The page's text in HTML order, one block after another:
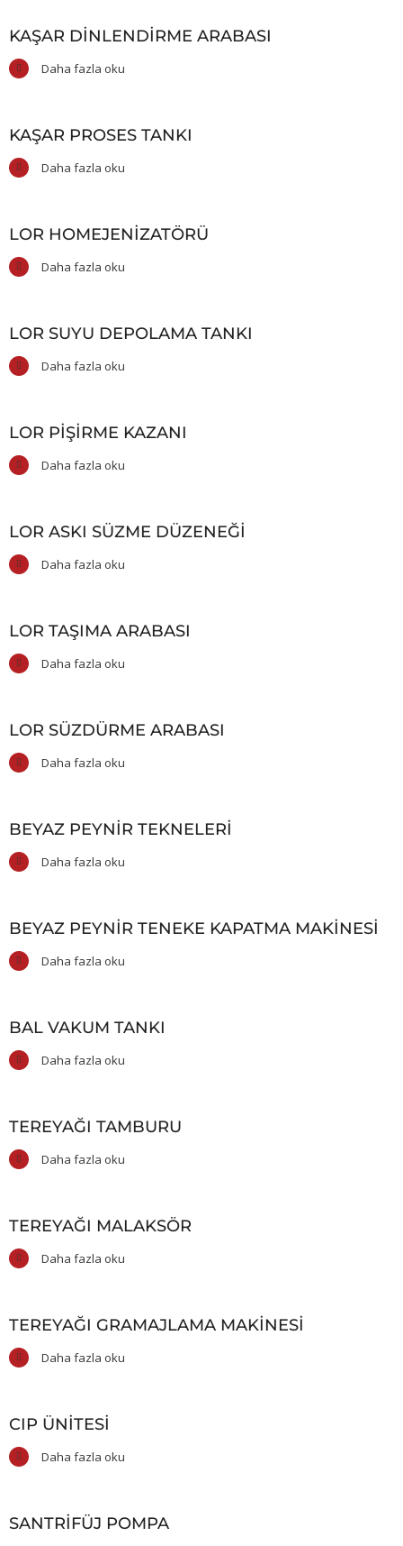
KAŞAR DINLENDIRME ARABASI
Daha fazla oku
KAŞAR PROSES TANKI
Daha fazla oku
LOR HOMEJENIZATÖRÜ
Daha fazla oku
LOR SUYU DEPOLAMA TANKI
Daha fazla oku
LOR PIŞIRME KAZANI
Daha fazla oku
LOR ASKI SÜZME DÜZENEĞI
Daha fazla oku
LOR TAŞIMA ARABASI
Daha fazla oku
LOR SÜZDÜRME ARABASI
Daha fazla oku
BEYAZ PEYNIR TEKNELERI
Daha fazla oku
BEYAZ PEYNIR TENEKE KAPATMA MAKINESI
Daha fazla oku
BAL VAKUM TANKI
Daha fazla oku
TEREYAĞI TAMBURU
Daha fazla oku
TEREYAĞI MALAKSÖR
Daha fazla oku
TEREYAĞI GRAMAJLAMA MAKINESI
Daha fazla oku
CIP ÜNITESI
Daha fazla oku
SANTRIFÜJ POMPA